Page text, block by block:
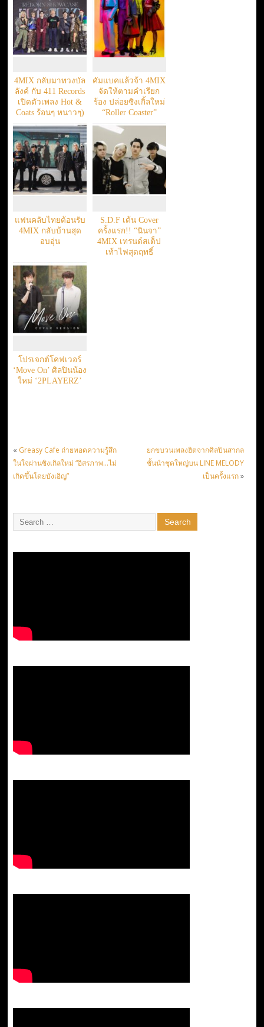
4MIX กลับมาทวงบัล
ลังค์ กับ 411 Records
เปิดตัวเพลง Hot &
Coats ร้อนๆ หนาวๆ)
คัมแบคแล้วจ้า 4MIX
จัดให้ตามคำเรียก
ร้อง ปล่อยซิงเกิ้ลใหม่
“Roller Coaster”
แฟนคลับไทยต้อนรับ
4MIX กลับบ้านสุด
อบอุ่น
S.D.F เต้น Cover
ครั้งแรก!! “นินจา”
4MIX เทรนด์สเต็ป
เท้าไฟสุดฤทธิ์
โปรเจกต์โคฟเวอร์
‘Move On’ ศิลปินน้อง
ใหม่ ‘2PLAYERZ’
« Greasy Cafe ถ่ายทอดความรู้สึก
ในใจผ่านซิงเกิลใหม่ “อิสรภาพ…ไม่
เกิดขึ้นโดยบังเอิญ”
ยกขบวนเพลงฮิตจากศิลปินสากล
ชั้นนำชุดใหญ่บน LINE MELODY
เป็นครั้งแรก»